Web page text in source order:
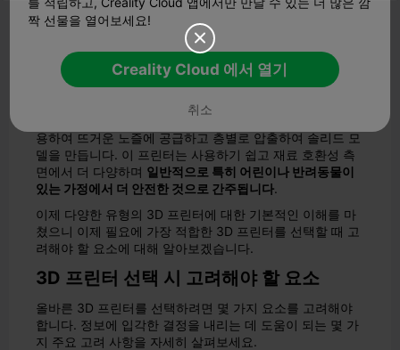
공하며 고해상도 인쇄물을 필요로 하는 애호가들에게 인기
가 있습니다. 그러나 레진 인쇄에는
신중한 후처리가 필요하다는
필라멘트 FDM 프린터
반면에 필라멘트 FDM 프린터는 플라스틱 필라멘트 릴을 사
용하여 뜨거운 노즐에 공급하고 층별로 압출하여 솔리드 모
델을 만듭니다. 이 프린터는 사용하기 쉽고 재료 호환성 측
면에서 더 다양하며 일반적으로 특히 어린이나 반려동물이
있는 가정에서 더 안전한 것으로 간주됩니다.
이제 다양한 유형의 3D 프린터에 대한 기본적인 이해를 마
쳤으니 이제 필요에 가장 적합한 3D 프린터를 선택할 때 고
려해야 할 요소에 대해 알아보겠습니다.
3D 프린터 선택 시 고려해야 할 요소
올바른 3D 프린터를 선택하려면 몇 가지 요소를 고려해야
합니다. 정보에 입각한 결정을 내리는 데 도움이 되는 몇 가
지 주요 고려 사항을 자세히 살펴보세요.

짝 선물을 열어보세요!
Creality Cloud 에서 열기
취소